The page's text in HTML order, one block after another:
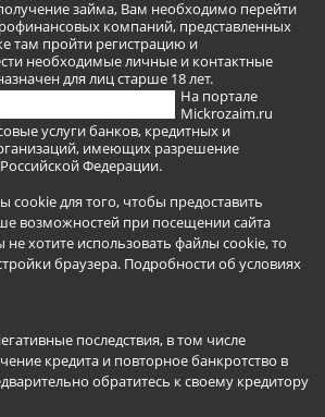
займа, Вам необходимо перейти
компаний, представленных
там пройти регистрацию и
необходимые личные и контактные
для лиц старше 18 лет.
На портале
Mickrozaim.ru
услуги банков, кредитных и
имеющих разрешение
Федерации.
для того, чтобы предоставить
возможностей при посещении сайта
не хотите использовать файлы cookie, то
браузера. Подробности об условиях
последствия, в том числе
кредита и повторное банкротство в
обратитесь к своему кредитору